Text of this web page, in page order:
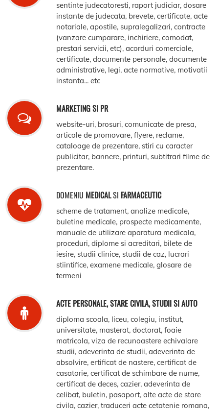
sentinte judecatoresti, raport judiciar, dosare
instante de judecata, brevete, certificate, acte
notariale, apostile, supralegalizari, contracte
(vanzare cumparare, inchiriere, comodat,
prestari servicii, etc), acorduri comerciale,
certificate, documente personale, documente
administrative, legi, acte normative, motivatii
instanta... etc
MARKETING SI PR
website-uri, brosuri, comunicate de presa,
articole de promovare, flyere, reclame,
cataloage de prezentare, stiri cu caracter
publicitar, bannere, printuri, subtitrari filme de
prezentare.
DOMENIU MEDICALSI FARMACEUTIC
scheme de tratament, analize medicale,
buletine medicale, prospecte medicamente,
manuale de utilizare aparatura medicala,
proceduri, diplome si acreditari, bilete de
iesire, studii clinice, studii de caz, lucrari
stiintifice, examene medicale, glosare de
termeni
ACTE PERSONALE, STARE CIVILA, STUDII SI AUTO
diploma scoala, liceu, colegiu, institut,
universitate, masterat, doctorat, foaie
matricola, viza de recunoastere echivalare
studii, adeverinta de studii, adeverinta de
absolvire, ertificat de nastere, certificat de
casatorie, certificat de schimbare de nume,
certificat de deces, cazier, adeverinta de
celibat, buletin, pasaport, alte acte de stare
civila, cazier, traduceri acte cetatenie romana,